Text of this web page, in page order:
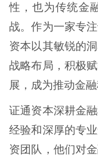
性，也为传统金
战。作为一家专
资本以其敏锐的
战略布局，积极
展，成为推动金
证通资本深耕金
经验和深厚的专
资团队，他们对